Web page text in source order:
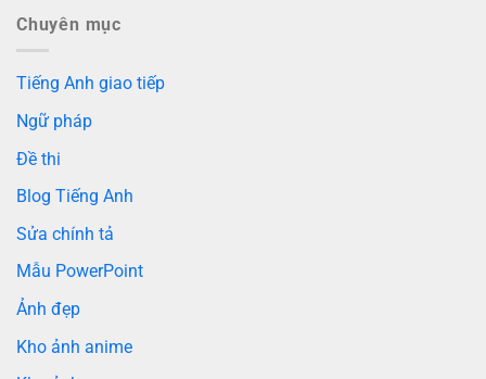
Chuyên mục
Tiếng Anh giao tiếp
Ngữ pháp
Đề thi
Blog Tiếng Anh
Sửa chính tả
Mẫu PowerPoint
Ảnh đẹp
Kho ảnh anime